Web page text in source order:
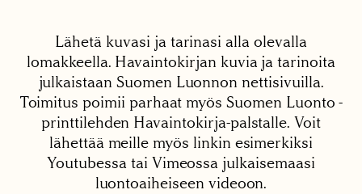
Lähetä kuvasi ja tarinasi alla olevalla
lomakkeella. Havaintokirjan kuvia ja tarinoita
julkaistaan Suomen Luonnon nettisivuilla.
Toimitus poimii parhaat myös Suomen Luonto -
printtilehden Havaintokirja-palstalle. Voit
lähettää meille myös linkin esimerkiksi
Youtubessa tai Vimeossa julkaisemaasi
luontoaiheiseen videoon.